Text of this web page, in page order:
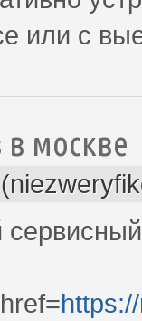
или с
москве